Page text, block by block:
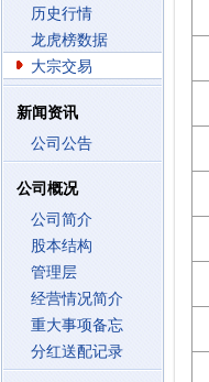
历史行情
龙虎榜数据
大宗交易
新闻资讯
公司公告
公司概况
公司简介
股本结构
管理层
经营情况简介
重大事项备忘
分红送配记录